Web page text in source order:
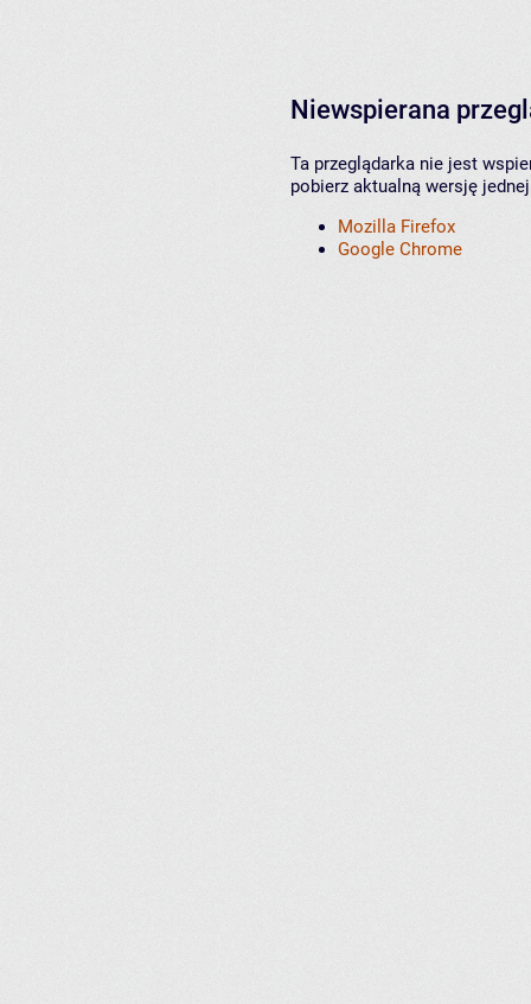
Niewspierana
Ta przeglądarka nie jest
pobierz aktualną wersję
Mozilla Firefox
Google Chrome